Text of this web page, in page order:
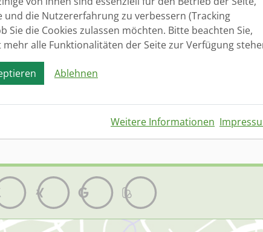
Webdesign
Homepage komplett umgestaltet und auf einen
8 Seite 8 von 8
die Nutzererfahrung zu verbessern (Tracking
Sie die Cookies zulassen möchten. Bitte beachten Sie,
alle Funktionalitäten der Seite zur Verfügung
Ablehnen
Weitere Informationen